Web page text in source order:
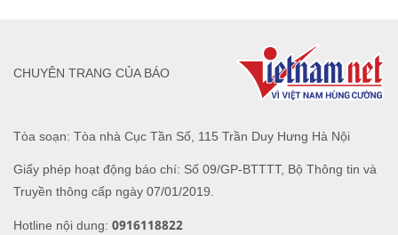
Tòa soạn: Tòa nhà Cục Tần Số, 115 Trần Duy Hưng Hà Nội
Giấy phép hoạt động báo chí: Số 09/GP-BTTTT, Bộ Thông tin và
Truyền thông cấp ngày 07/01/2019.
Hotline nội dung: 0916118822
CHUYÊN TRANG CỦA BÁO